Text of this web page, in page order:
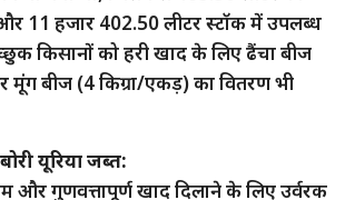
11 हजार 402.50 लीटर स्टॉक में उपलब्ध
किसानों को हरी खाद के लिए ढैंचा बीज
मूंग बीज (4 किग्रा/एकड़) का वितरण भी
यूरिया जब्त:
और गुणवत्तापूर्ण खाद दिलाने के लिए उर्वरक